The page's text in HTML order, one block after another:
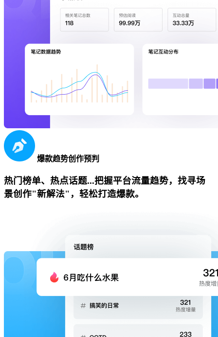
爆款趋势创作预判
热门榜单、热点话题...把握平台流量趋势，找寻场
景创作"新解法"，轻松打造爆款。